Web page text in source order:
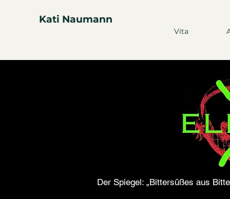
Kati Naumann
Vita
Der Spiegel: „Bittersüßes aus